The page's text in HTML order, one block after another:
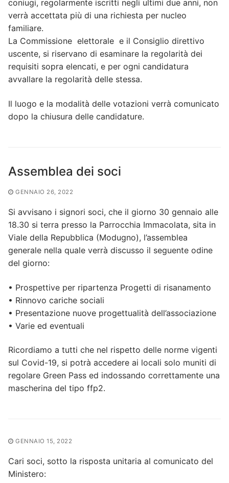
coniugi, regolarmente iscritti negli ultimi due anni, non
verrà accettata più di una richiesta per nucleo
familiare.
La Commissione elettorale e il Consiglio direttivo
uscente, si riservano di esaminare la regolarità dei
requisiti sopra elencati, e per ogni candidatura
avvallare la regolarità delle stessa.
Il luogo e la modalità delle votazioni verrà comunicato
dopo la chiusura delle candidature.
Assemblea dei soci
GENNAIO 26, 2022
Si avvisano i signori soci, che il giorno 30 gennaio alle
18.30 si terra presso la Parrocchia Immacolata, sita in
Viale della Repubblica (Modugno), l’assemblea
generale nella quale verrà discusso il seguente odine
del giorno:
• Prospettive per ripartenza Progetti di risanamento
• Rinnovo cariche sociali
• Presentazione nuove progettualità dell’associazione
• Varie ed eventuali
Ricordiamo a tutti che nel rispetto delle norme vigenti
sul Covid-19, si potrà accedere ai locali solo muniti di
regolare Green Pass ed indossando correttamente una
mascherina del tipo ffp2.
GENNAIO 15, 2022
Cari soci, sotto la risposta unitaria al comunicato del
Ministero: